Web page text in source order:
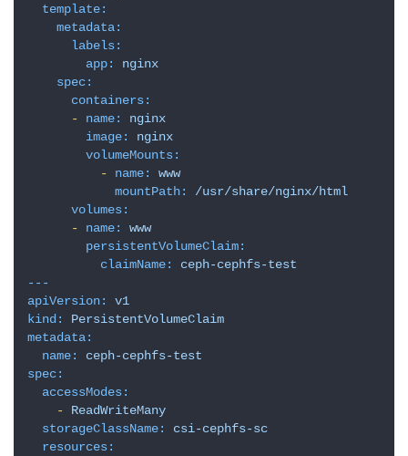
template:
metadata:
labels:
app:
nginx
spec:
containers:
-
name:
nginx
image:
nginx
volumeMounts:
-
name:
www
mountPath:
/usr/share/nginx/html
volumes:
-
name:
www
persistentVolumeClaim:
claimName:
ceph-cephfs-test
---
apiVersion:
v1
kind:
PersistentVolumeClaim
metadata:
name:
ceph-cephfs-test
spec:
accessModes:
-
ReadWriteMany
storageClassName:
csi-cephfs-sc
resources: